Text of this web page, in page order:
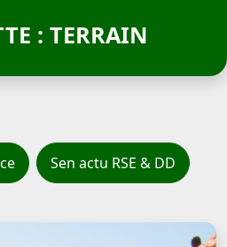
: TERRAIN
Sen actu RSE & DD